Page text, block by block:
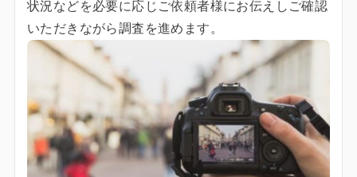
状況などを必要に応じご依頼者様にお伝えしご確認
いただきながら調査を進めます。